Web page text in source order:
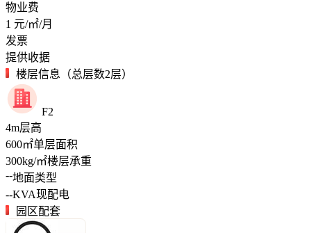
物业费
1 元/㎡/月
发票
提供收据
楼层信息（总层数2层）
F2
4m层高
600㎡单层面积
300kg/㎡楼层承重
--地面类型
--KVA现配电
园区配套